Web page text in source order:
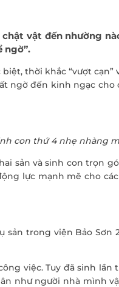
thai
sinh
cho trẻ em
muộn -
sản
Tầm
Tầm
chật vật đến nhường
ngờ”.
thời khắc “vượt cạn”
ngờ đến kinh ngạc
con thứ 4 nhẹ nhàng
sản và sinh con trọn
lực mạnh mẽ cho
trong viện Bảo Sơn
việc. Tuy đã sinh
như người nhà mình